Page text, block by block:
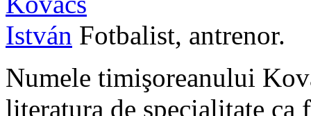
Fotbalist, antrenor.
Numele timişoreanului
literatura de specialitate